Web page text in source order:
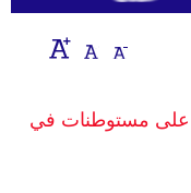
إقتصاد
وموسيقى
على مستوطنات في